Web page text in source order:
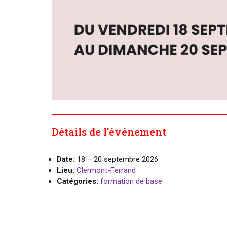
Détails de l'événement
Date: 18 – 20 septembre 2026
Lieu: Clermont-Ferrand
Catégories: formation de base